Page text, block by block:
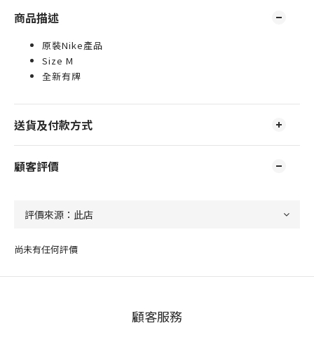
商品描述
原裝Nike產品
Size M
全新有牌
送貨及付款方式
顧客評價
尚未有任何評價
顧客服務